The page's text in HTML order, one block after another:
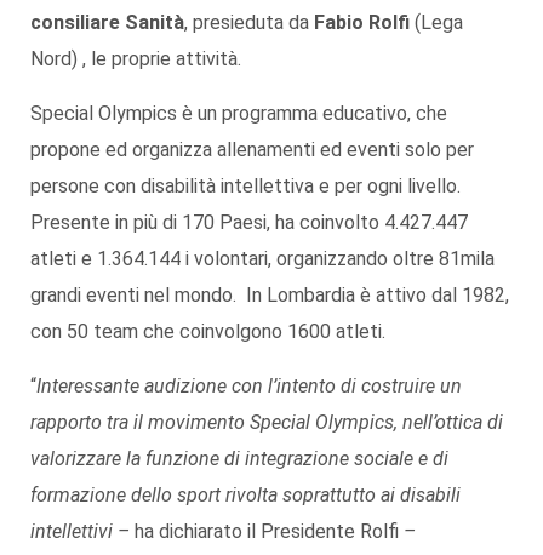
consiliare Sanità, presieduta da Fabio Rolfi (Lega
Nord) , le proprie attività.
Special Olympics è un programma educativo, che
propone ed organizza allenamenti ed eventi solo per
persone con disabilità intellettiva e per ogni livello.
Presente in più di 170 Paesi, ha coinvolto 4.427.447
atleti e 1.364.144 i volontari, organizzando oltre 81mila
grandi eventi nel mondo. In Lombardia è attivo dal 1982,
con 50 team che coinvolgono 1600 atleti.
“Interessante audizione con l’intento di costruire un
rapporto tra il movimento Special Olympics, nell’ottica di
valorizzare la funzione di integrazione sociale e di
formazione dello sport rivolta soprattutto ai disabili
intellettivi – ha dichiarato il Presidente Rolfi –